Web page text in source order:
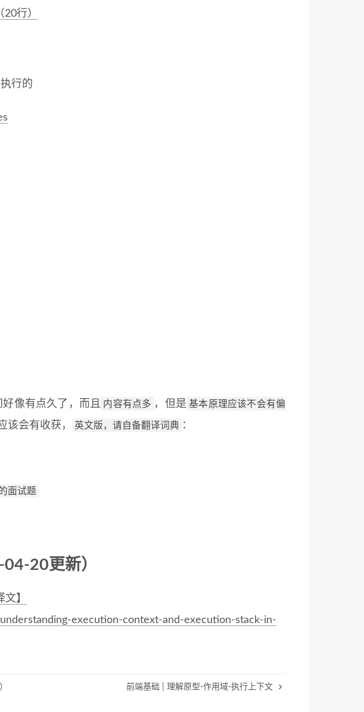
行）
行的
像有点久了，而且 内容有点多 ，但是 基本原理应该不会有偏
该会有收获， 英文版，请自备翻译词典 ：
面试题
20更新）
】
execution-context-and-execution-stack-in-
前端基础 | 理解原型-作用域-执行上下文